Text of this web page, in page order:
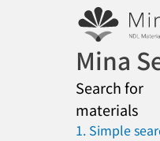
Mina
Search for
materials
1. Simple